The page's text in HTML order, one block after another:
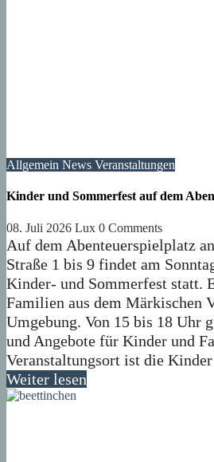
Allgemein News Veranstaltungen
Kinder und Sommerfest auf dem
08. Juli 2026 Lux 0 Comments
Auf dem Abenteuerspielplatz
Straße 1 bis 9 findet am
Kinder- und Sommerfest statt.
Familien aus dem Märkischen
Umgebung. Von 15 bis 18 Uhr
und Angebote für Kinder und
Veranstaltungsort ist die
Weiter lesen